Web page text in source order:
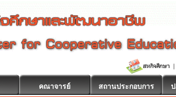
คณาจารย์ สถานประกอบการ